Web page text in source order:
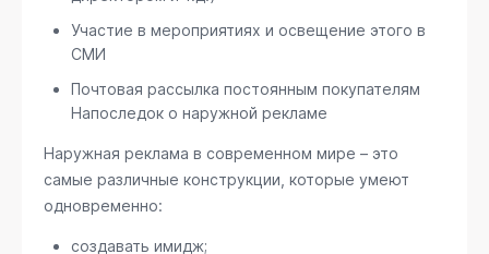
Участие в мероприятиях и освещение этого в
СМИ
Почтовая рассылка постоянным покупателям
Напоследок о наружной рекламе
Наружная реклама в современном мире – это
самые различные конструкции, которые умеют
одновременно:
создавать имидж;